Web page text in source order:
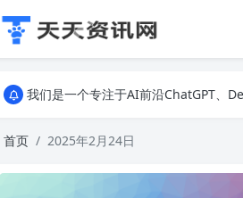
我们是一个专注于AI前沿ChatGPT、DeepSeek、GEO优
我们是一个专注于AI前沿ChatGPT、DeepSeek、GEO优
首页 2025年2月24日